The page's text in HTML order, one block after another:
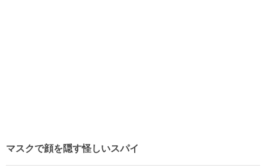
マスクで顔を隠す怪しいスパイ